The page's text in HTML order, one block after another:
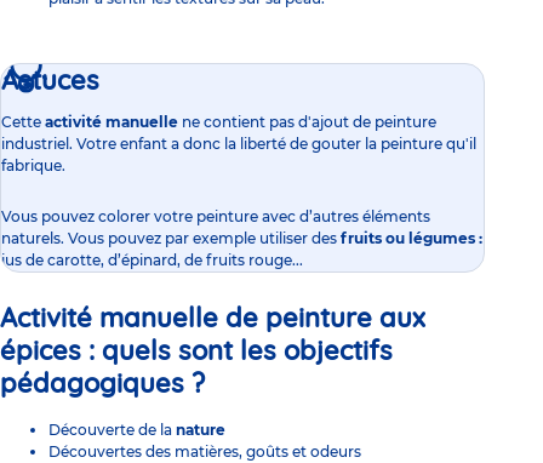
Astuces
Cette activité manuelle ne contient pas d'ajout de peinture
industriel. Votre enfant a donc la liberté de gouter la peinture qu'il
fabrique.
Vous pouvez colorer votre peinture avec d’autres éléments
naturels. Vous pouvez par exemple utiliser des fruits ou légumes :
jus de carotte, d’épinard, de fruits rouge...
Activité manuelle de peinture aux
épices : quels sont les objectifs
pédagogiques ?
Découverte de la nature
Découvertes des matières, goûts et odeurs